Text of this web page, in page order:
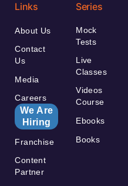
Links
About Us
Contact
Us
Media
Careers
We Are
Hiring
Franchise
Content
Partner
Series
Mock
Tests
Live
Classes
Videos
Course
Ebooks
Books